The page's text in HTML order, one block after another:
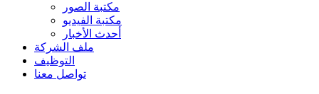
مكتبة الصور
مكتبة الفيديو
أحدث الأخبار
ملف الشركة
التوظيف
تواصل معنا